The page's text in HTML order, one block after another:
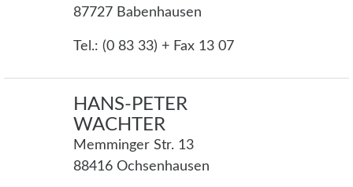
87727 Babenhausen
Tel.: (0 83 33) + Fax 13 07
HANS-PETER
WACHTER
Memminger Str. 13
88416 Ochsenhausen